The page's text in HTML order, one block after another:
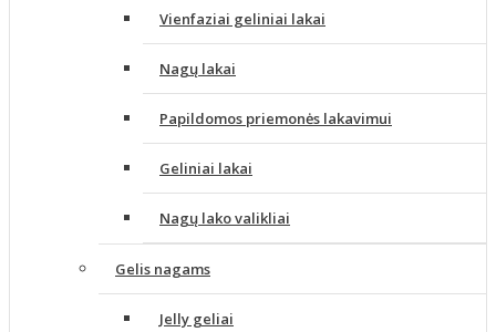
Vienfaziai geliniai lakai
Nagų lakai
Papildomos priemonės lakavimui
Geliniai lakai
Nagų lako valikliai
Gelis nagams
Jelly geliai